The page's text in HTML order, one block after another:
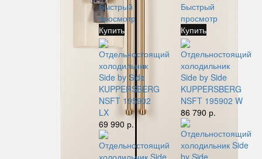
Быстрый
просмотр
Купить
Быстрый
просмотр
Купить
Отдельностоящий
холодильник
Side by Side
KUPPERSBERG
NSFT 195902
LX
69 990 р.
Отдельностоящий
холодильник
Side by Side
KUPPERSBERG
NSFT 195902 W
86 790 р.